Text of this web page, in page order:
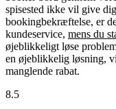
spisested ikke vil give
bookingbekræftelse, er
kundeservice, mens du
øjeblikkeligt løse
en øjeblikkelig løsning,
manglende rabat.
8.5